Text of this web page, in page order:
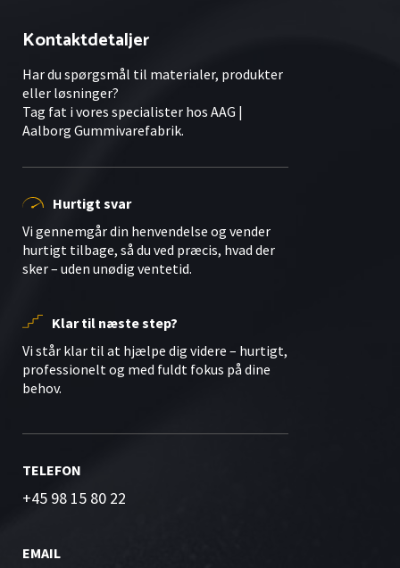
Kontaktdetaljer
Har du spørgsmål til materialer, produkter
eller løsninger?
Tag fat i vores specialister hos AAG |
Aalborg Gummivarefabrik.
Hurtigt svar
Vi gennemgår din henvendelse og vender
hurtigt tilbage, så du ved præcis, hvad der
sker – uden unødig ventetid.
Klar til næste step?
Vi står klar til at hjælpe dig videre – hurtigt,
professionelt og med fuldt fokus på dine
behov.
TELEFON
+45 98 15 80 22
EMAIL